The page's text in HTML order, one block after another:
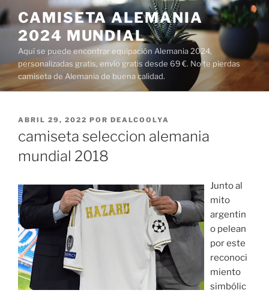
Saltar
al
contenido
CAMISETA ALEMANIA
2024 MUNDIAL
Aquí se puede encontrar equipación Alemania 2024,
personalizadas gratis, envío gratis desde 69 €. No te pierdas
camiseta de Alemania de buena calidad.
PUBLICADO
ABRIL 29, 2022 POR DEALCOOLYA
camiseta seleccion alemania
mundial 2018
Junto al
mito
argentin
o pelean
por este
reconoci
miento
simbólic